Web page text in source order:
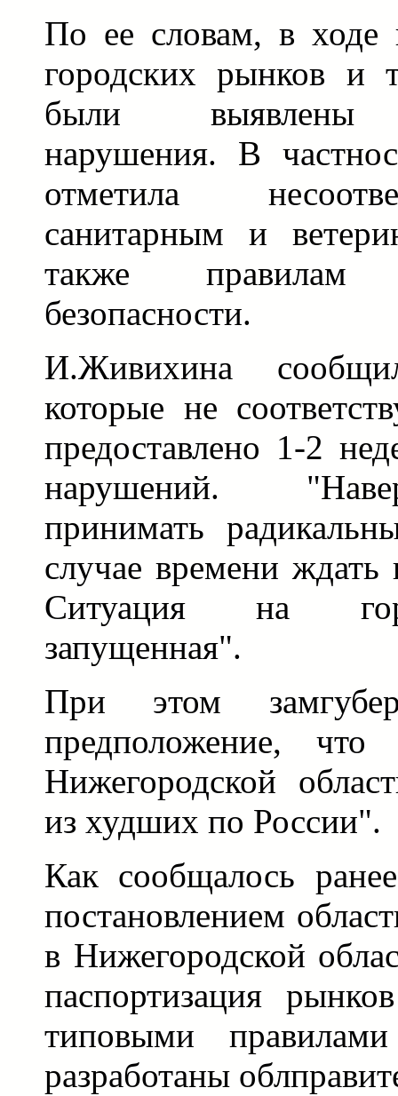
По ее словам, в ходе
городских рынков и
были выявлены
нарушения. В
отметила
санитарным и
также правилам
безопасности.
И.Живихина
которые не
предоставлено 1-2
нарушений.
принимать
случае времени ждать
Ситуация на
запущенная".
При этом
предположение, что
Нижегородской
из худших по России".
Как сообщалось
постановлением
в Нижегородской
паспортизация
типовыми
разработаны